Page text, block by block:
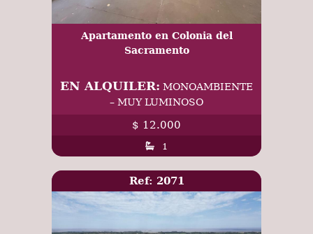
Apartamento en Colonia del
Sacramento
EN ALQUILER: MONOAMBIENTE
– MUY LUMINOSO
$ 12.000
1
Ref: 2071